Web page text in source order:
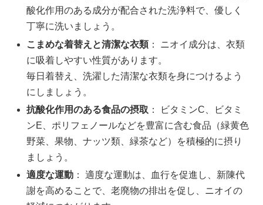
酸化作用のある成分が配合された洗浄料で、優しく
丁寧に洗いましょう。
こまめな着替えと清潔な衣類： ニオイ成分は、衣類
に吸着しやすい性質があります。
毎日着替え、洗濯した清潔な衣類を身につけるよう
にしましょう。
抗酸化作用のある食品の摂取 ： ビタミンC、ビタミ
ンE、ポリフェノールなどを豊富に含む食品（緑黄色
野菜、果物、ナッツ類、緑茶など）を積極的に摂り
ましょう。
適度な運動 ： 適度な運動は、血行を促進し、新陳代
謝を高めることで、老廃物の排出を促し、ニオイの